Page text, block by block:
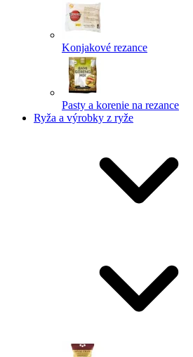
Konjakové rezance
Pasty a korenie na rezance
Ryža a výrobky z ryže